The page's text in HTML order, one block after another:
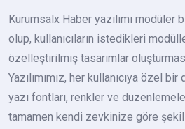
Kurumsalx Haber yazılımı modüler
olup, kullanıcıların istedikleri
özelleştirilmiş tasarımlar
Yazılımımız, her kullanıcıya özel
yazı fontları, renkler ve
tamamen kendi zevkinize göre